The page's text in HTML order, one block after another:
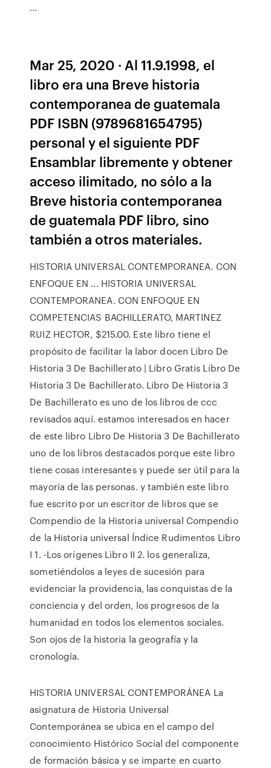
...
Mar 25, 2020 · Al 11.9.1998, el
libro era una Breve historia
contemporanea de guatemala
PDF ISBN (9789681654795)
personal y el siguiente PDF
Ensamblar libremente y obtener
acceso ilimitado, no sólo a la
Breve historia contemporanea
de guatemala PDF libro, sino
también a otros materiales.
HISTORIA UNIVERSAL CONTEMPORANEA. CON
ENFOQUE EN ... HISTORIA UNIVERSAL
CONTEMPORANEA. CON ENFOQUE EN
COMPETENCIAS BACHILLERATO, MARTINEZ
RUIZ HECTOR, $215.00. Este libro tiene el
propósito de facilitar la labor docen Libro De
Historia 3 De Bachillerato | Libro Gratis Libro De
Historia 3 De Bachillerato. Libro De Historia 3
De Bachillerato es uno de los libros de ccc
revisados aquí. estamos interesados en hacer
de este libro Libro De Historia 3 De Bachillerato
uno de los libros destacados porque este libro
tiene cosas interesantes y puede ser útil para la
mayoría de las personas. y también este libro
fue escrito por un escritor de libros que se
Compendio de la Historia universal Compendio
de la Historia universal Índice Rudimentos Libro
I 1. -Los orígenes Libro II 2. los generaliza,
sometiéndolos a leyes de sucesión para
evidenciar la providencia, las conquistas de la
conciencia y del orden, los progresos de la
humanidad en todos los elementos sociales.
Son ojos de la historia la geografía y la
cronología.
HISTORIA UNIVERSAL CONTEMPORÁNEA La
asignatura de Historia Universal
Contemporánea se ubica en el campo del
conocimiento Histórico Social del componente
de formación básica y se imparte en cuarto